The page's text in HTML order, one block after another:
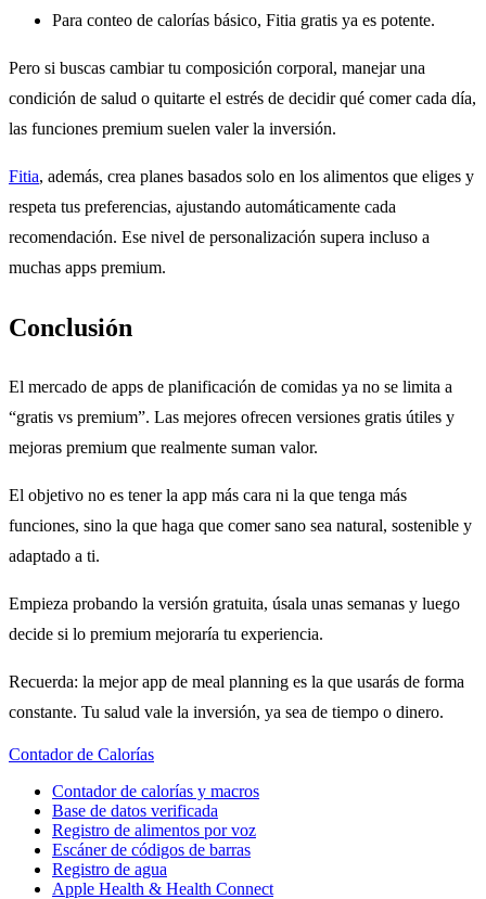
Para conteo de calorías básico, Fitia gratis ya es potente.
Pero si buscas cambiar tu composición corporal, manejar una
condición de salud o quitarte el estrés de decidir qué comer cada día,
las funciones premium suelen valer la inversión.
Fitia, además, crea planes basados solo en los alimentos que eliges y
respeta tus preferencias, ajustando automáticamente cada
recomendación. Ese nivel de personalización supera incluso a
muchas apps premium.
Conclusión
El mercado de apps de planificación de comidas ya no se limita a
“gratis vs premium”. Las mejores ofrecen versiones gratis útiles y
mejoras premium que realmente suman valor.
El objetivo no es tener la app más cara ni la que tenga más
funciones, sino la que haga que comer sano sea natural, sostenible y
adaptado a ti.
Empieza probando la versión gratuita, úsala unas semanas y luego
decide si lo premium mejoraría tu experiencia.
Recuerda: la mejor app de meal planning es la que usarás de forma
constante. Tu salud vale la inversión, ya sea de tiempo o dinero.
Contador de Calorías
Contador de calorías y macros
Base de datos verificada
Registro de alimentos por voz
Escáner de códigos de barras
Registro de agua
Apple Health & Health Connect